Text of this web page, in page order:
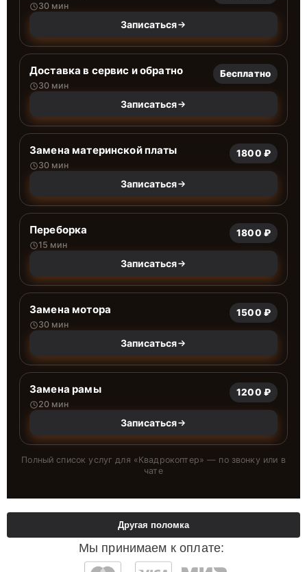
30 мин
Записаться
Доставка в сервис и обратно
30 мин
Бесплатно
Записаться
Замена материнской платы
30 мин
1800 ₽
Записаться
Переборка
15 мин
1800 ₽
Записаться
Замена мотора
30 мин
1500 ₽
Записаться
Замена рамы
20 мин
1200 ₽
Записаться
Полный список услуг для «Квадрокоптер» — по звонку или в
чате
Мы принимаем к оплате:
Другая поломка